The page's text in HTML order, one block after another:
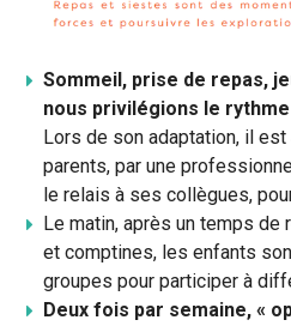
Sommeil, prise de repas,
nous privilégions le
Lors de son adaptation, il
parents, par une
le relais à ses collègues,
Le matin, après un temps de
et comptines, les enfants
groupes pour participer à
Deux fois par semaine, «